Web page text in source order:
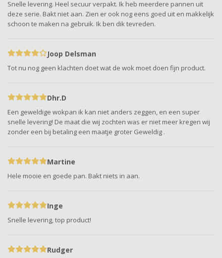
Snelle levering. Heel secuur verpakt. Ik heb meerdere pannen uit
deze serie. Bakt niet aan. Zien er ook nog eens goed uit en makkelijk
schoon te maken na gebruik. Ik ben dik tevreden.
Joop Delsman
Tot nu nog geen klachten doet wat de wok moet doen fijn product.
Dhr.D
Een geweldige wokpan ik kan niet anders zeggen, en een super
snelle levering! De maat die wij zochten was er niet meer kregen wij
zonder een bij betaling een maatje groter Geweldig .
Martine
Hele mooie en goede pan. Bakt niets in aan.
Inge
Snelle levering, top product!
Rudger